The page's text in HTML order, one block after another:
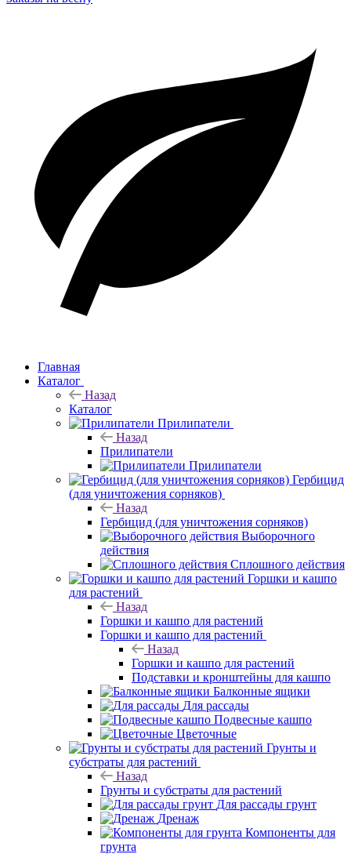
Главная
Каталог
Назад
Каталог
Прилипатели
Назад
Прилипатели
Прилипатели
Гербицид
(для уничтожения сорняков)
Назад
Гербицид (для уничтожения сорняков)
Выборочного
действия
Сплошного действия
Горшки и кашпо
для растений
Назад
Горшки и кашпо для растений
Горшки и кашпо для растений
Назад
Горшки и кашпо для растений
Подставки и кронштейны для кашпо
Балконные ящики
Для рассады
Подвесные кашпо
Цветочные
Грунты и
субстраты для растений
Назад
Грунты и субстраты для растений
Для рассады грунт
Дренаж
Компоненты для
грунта